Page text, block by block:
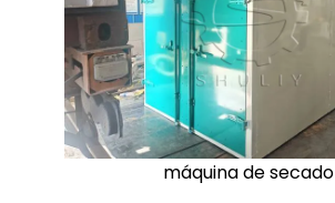
máquina de secado